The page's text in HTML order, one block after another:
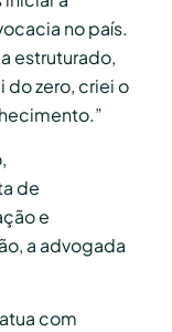
no país.
estruturado,
zero, criei o
de
e
a advogada
com